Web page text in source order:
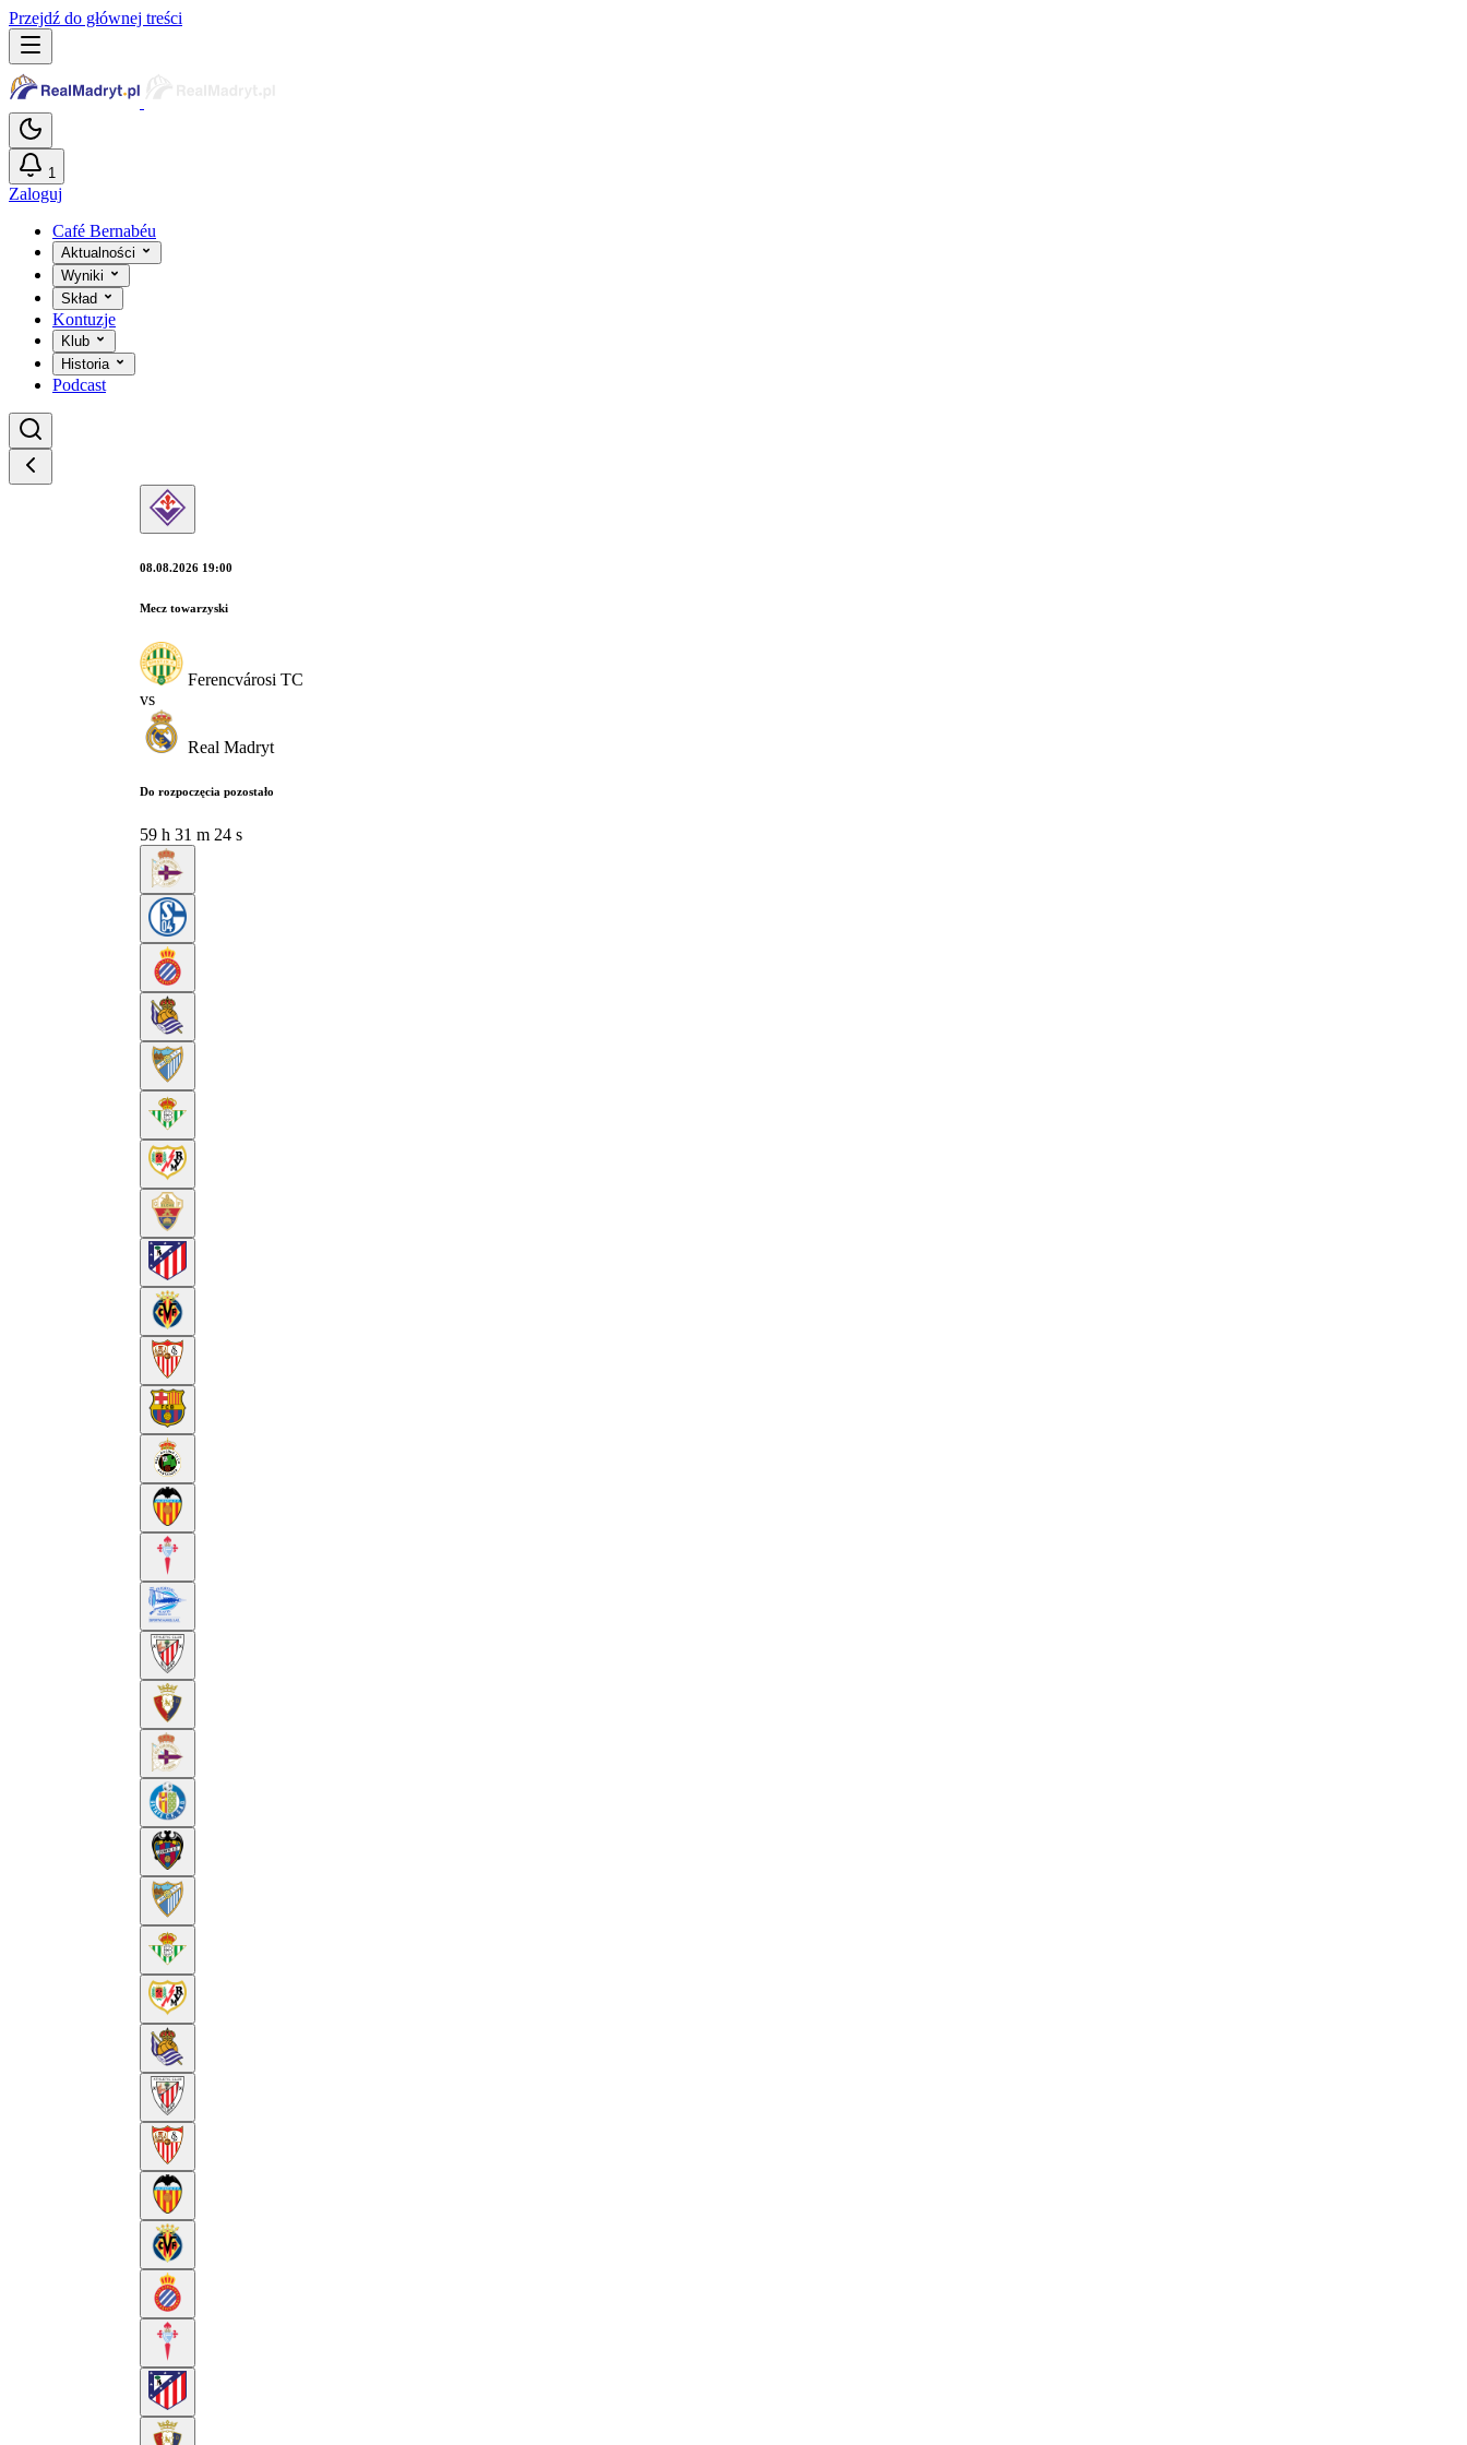
Przejdź do głównej treści
1
Zaloguj
Café Bernabéu
Aktualności
Wyniki
Skład
Kontuzje
Klub
Historia
Podcast
08.08.2026 19:00
Mecz towarzyski
Ferencvárosi TC
vs
Real Madryt
Do rozpoczęcia pozostało
59 h 31 m 23 s